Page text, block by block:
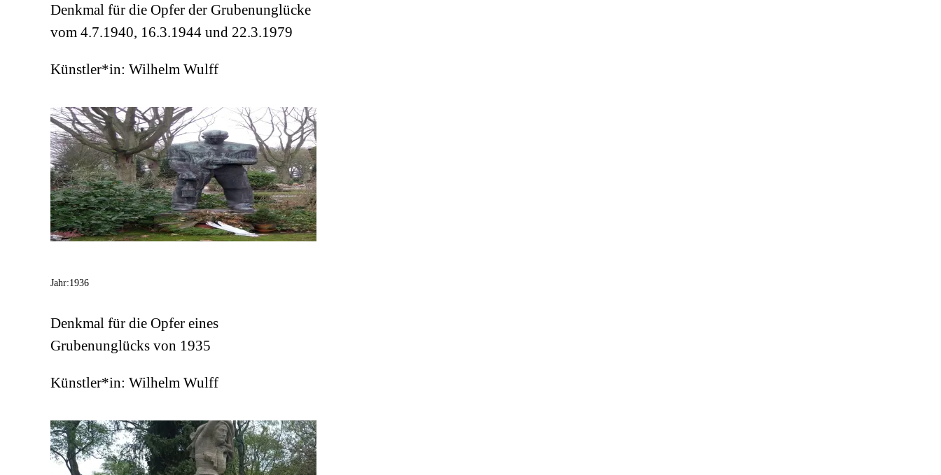
Denkmal für die Opfer der Grubenunglücke
vom 4.7.1940, 16.3.1944 und 22.3.1979
Künstler*in: Wilhelm Wulff
Jahr:1936
Denkmal für die Opfer eines
Grubenunglücks von 1935
Künstler*in: Wilhelm Wulff